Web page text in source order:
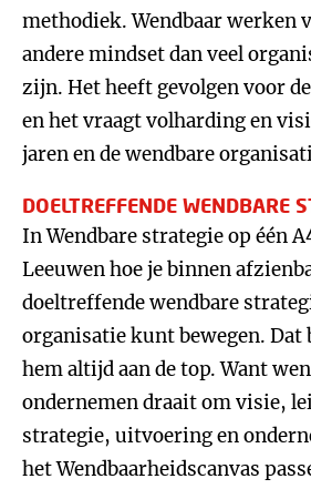
methodiek. Wendbaar werken
andere mindset dan veel
zijn. Het heeft gevolgen voor
en het vraagt volharding en
jaren en de wendbare
DOELTREFFENDE WENDBARE
In Wendbare strategie op één
Leeuwen hoe je binnen
doeltreffende wendbare
organisatie kunt bewegen. Dat
hem altijd aan de top. Want
ondernemen draait om visie,
strategie, uitvoering en
het Wendbaarheidscanvas